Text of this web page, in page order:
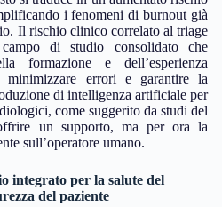
i fenomeni di burnout già
Il rischio clinico correlato al triage
di studio consolidato che
formazione e dell’esperienza
minimizzare errori e garantire la
di intelligenza artificiale per
come suggerito da studi del
un supporto, ma per ora la
sull’operatore umano.
integrato per la salute del
del paziente